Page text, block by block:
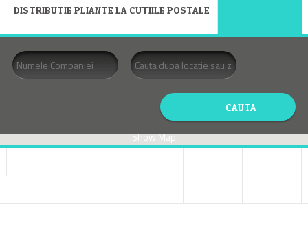
DISTRIBUTIE PLIANTE LA CUTIILE POSTALE
Show Map